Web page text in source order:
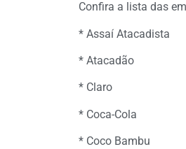
Confira a lista das
* Assaí Atacadista
* Atacadão
* Claro
* Coca-Cola
* Coco Bambu